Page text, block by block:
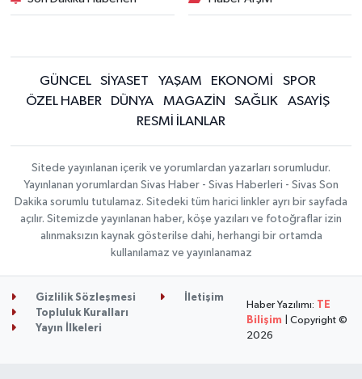
GÜNCEL SİYASET YAŞAM EKONOMİ
SPOR
ÖZEL HABER
DÜNYA MAGAZİN SAĞLIK
ASAYİŞ
RESMİ İLANLAR
Sitede yayınlanan içerik ve yorumlardan yazarları sorumludur.
Yayınlanan yorumlardan Sivas Haber - Sivas Haberleri - Sivas Son
Dakika sorumlu tutulamaz. Sitedeki tüm harici linkler ayrı bir sayfada
açılır. Sitemizde yayınlanan haber, köşe yazıları ve fotoğraflar izin
alınmaksızın kaynak gösterilse dahi, herhangi bir ortamda
kullanılamaz ve yayınlanamaz
Gizlilik Sözleşmesi
İletişim
Topluluk Kuralları
Yayın İlkeleri
Haber Yazılımı: TE
Bilişim | Copyright ©
2026